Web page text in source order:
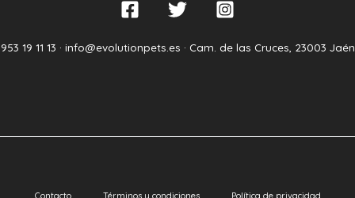
953 19 11 13 · info@evolutionpets.es · Cam. de las Cruces, 23003 Jaén